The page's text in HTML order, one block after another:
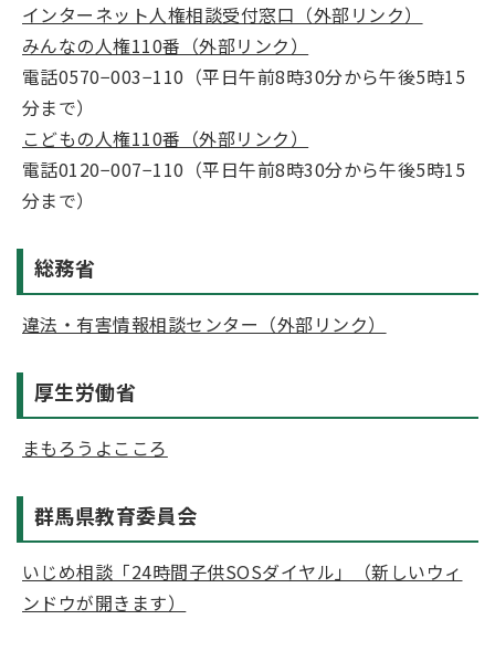
インターネット人権相談受付窓口（外部リンク）
みんなの人権110番（外部リンク）
電話0570−003−110（平日午前8時30分から午後5時15
分まで）
こどもの人権110番（外部リンク）
電話0120−007−110（平日午前8時30分から午後5時15
分まで）
総務省
違法・有害情報相談センター（外部リンク）
厚生労働省
まもろうよこころ
群馬県教育委員会
いじめ相談「24時間子供SOSダイヤル」（新しいウィ
ンドウが開きます）